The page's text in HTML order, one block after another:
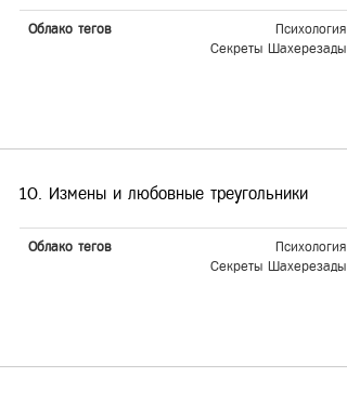
Облако тегов
Психология
Секреты Шахерезады
10. Измены и любовные треугольники
Облако тегов
Психология
Секреты Шахерезады